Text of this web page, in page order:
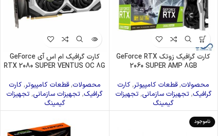
کارت گرافیک زوتک GeForce RTX
2060 SUPER AMP 8GB
محصولات,قطعات کامپیوتر,کارت
گرافیک,تجهیزات سازمانی,تجهیزات
گیمینگ
کارت گرافیک ام اس آی GeForce
RTX 2080 SUPER VENTUS OC 8G
محصولات,قطعات کامپیوتر,کارت
گرافیک,تجهیزات سازمانی,تجهیزات
گیمینگ
ناموجود